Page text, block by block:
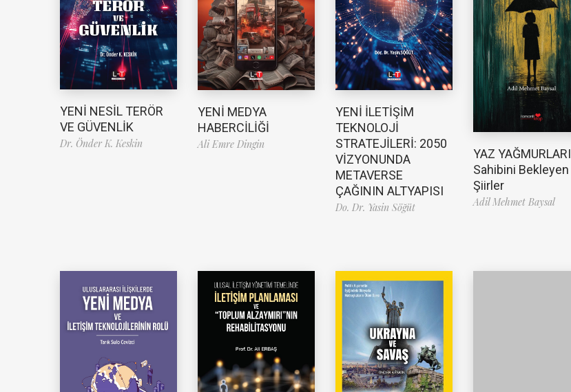
YENİ NESİL TERÖR
VE GÜVENLİK
Dr. Önder K. Keskin
YENİ MEDYA
HABERCİLİĞİ
Ali Emre Dingin
YENİ İLETİŞİM
TEKNOLOJİ
STRATEJİLERİ: 2050
VİZYONUNDA
METAVERSE
ÇAĞININ ALTYAPISI
Do. Dr. Yasin Söğüt
YAZ YAĞMURLARI
Sahibini Bekleyen
Şiirler
Adil Mehmet Baysal